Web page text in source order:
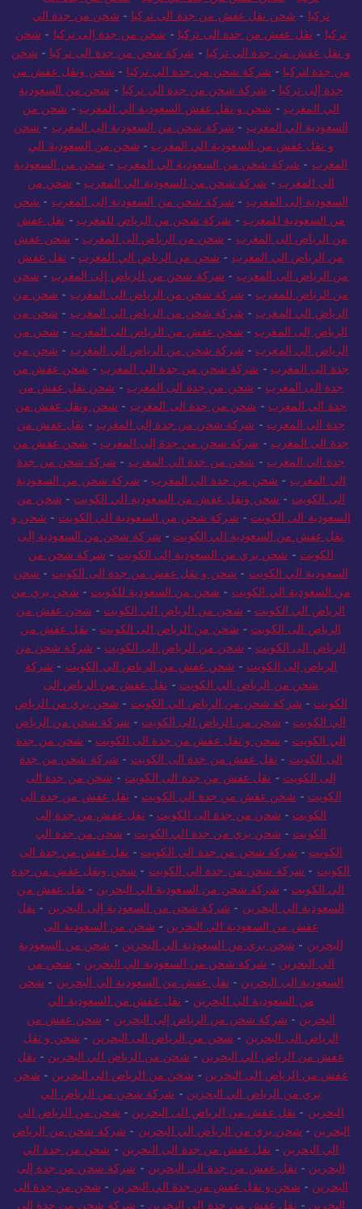
تركيا - شحن نقل عفش من جدة الى تركيا - شحن من جدة الي
تركيا - نقل عفش من جدة الى تركيا - شحن من جدة إلى تركيا - شحن
و نقل عفش من جدة الى تركيا - شركة شحن من جدة الى تركيا - شحن
من جدة لتركيا - شركة شحن من جدة الي تركيا - شحن ونقل عفش من
جدة إلى تركيا - شركة شحن من جدة الي تركيا - شحن من السعودية
الي المغرب - شحن و نقل عفش السعودية الي المغرب - شحن من
السعودية الي المغرب - شركة شحن من السعودية الى المغرب - شحن
و نقل عفش من السعودية الي المغرب - شحن من السعودية الي
المغرب - شركة شحن من السعودية الي المغرب - شحن من السعودية
الي المغرب - شركة شحن من السعودية الي المغرب - شحن من
السعودية إلى المغرب - شركة شحن من السعودية إلى المغرب - شحن
من السعودية للمغرب - شركة شحن من الرياض للمغرب - نقل عفش
من الرياض الى المغرب - شحن من الرياض الى المغرب - شحن عفش
من الرياض الي المغرب - شحن من الرياض الي المغرب - نقل عفش
من الرياض الى المغرب - شركة شحن من الرياض إلى المغرب - شحن
من الرياض للمغرب - شركة شحن من الرياض الى المغرب - شحن من
الرياض الي المغرب - شركة شحن من الرياض الي المغرب - شحن من
الرياض إلى المغرب - شحن عفش من الرياض الى المغرب - شحن من
الرياض الي المغرب - شركة شحن من الرياض الي المغرب - شحن من
جدة الى المغرب - شركة شحن من جدة الي المغرب - شحن عفش من
جدة الى المغرب - شحن من جدة الى المغرب - شحن نقل عفش من
جدة الى المغرب - شحن من جدة الى المغرب - شحن ونقل عفش من
جدة الي المغرب - شركة شحن من جدة إلى المغرب - نقل عفش من
جدة الى المغرب - شركة شحن من جدة إلى المغرب - شحن عفش من
جدة الي المغرب - شحن من جدة الي المغرب - شركة شحن من جدة
الي المغرب - شحن من جدة الي المغرب - شركة شحن من السعودية
الى الكويت - شحن ونقل عفش من السعودية الي الكويت - شحن من
السعودية الى الكويت - شركة شحن من السعودية الي الكويت - شحن و
نقل عفش من السعودية الي الكويت - شركة شحن من السعودية إلى
الكويت - شحن بري من السعودية إلى الكويت - شركة شحن من
السعودية الي الكويت - شحن و نقل عفش من جدة الى الكويت - شحن
من السعودية الي الكويت - شحن من السعودية للكويت - شحن بري من
الرياض الي الكويت - شحن من الرياض الي الكويت - شحن عفش من
الرياض الى الكويت - شحن من الرياض الى الكويت - نقل عفش من
الرياض الى الكويت - شحن من الرياض الى الكويت - شركة شحن من
الرياض إلى الكويت - شحن عفش من الرياض الي الكويت - شركة
شحن من الرياض الي الكويت - نقل عفش من الرياض الى
الكويت - شركة شحن من الرياض الي الكويت - شحن بري من الرياض
الي الكويت - شحن من الرياض الى الكويت - شركة شحن من الرياض
الي الكويت - شحن و نقل عفش من جدة الى الكويت - شحن من جدة
الى الكويت - نقل عفش من جدة الى الكويت - شركة شحن من جدة
إلى الكويت - نقل عفش من جدة الى الكويت - شحن من جدة الى
الكويت - شحن عفش من جدة الي الكويت - نقل عفش من جدة الى
الكويت - شحن من جدة الى الكويت - نقل عفش من جدة إلى
الكويت - شحن بري من جدة الي الكويت - شحن من جدة الي
الكويت - شركة شحن من جدة الي الكويت - نقل عفش من جدة الى
الكويت - شركة شحن من جدة الي الكويت - شحن ونقل عفش من جدة
الي الكويت - شركة شحن من السعودية الي البحرين - نقل عفش من
السعودية الي البحرين - شركة شحن من السعودية إلى البحرين - نقل
عفش من السعودية الي البحرين - شحن من السعودية الى
البحرين - شحن بري من السعودية الي البحرين - شحن من السعودية
الي البحرين - شركة شحن من السعودية الي البحرين - شحن من
السعودية الى البحرين - نقل عفش من السعودية الي البحرين - شحن
من السعودية الي البحرين - نقل عفش من السعودية الي
البحرين - شركة شحن من الرياض إلى البحرين - شحن عفش من
الرياض الى البحرين - شحن من الرياض الى البحرين - شحن و نقل
عفش من الرياض الي البحرين - شحن من الرياض الي البحرين - نقل
عفش من الرياض الى البحرين - شحن من الرياض الى البحرين - شحن
بري من الرياض الي البحرين - شركة شحن من الرياض الي
البحرين - نقل عفش من الرياض الى البحرين - شحن من الرياض الي
البحرين - شحن بري من الرياض الي البحرين - شركة شحن من الرياض
الي البحرين - نقل عفش من جدة الى البحرين - شحن من جدة الي
البحرين - نقل عفش من جدة الى البحرين - شركة شحن من جدة إلى
البحرين - شحن و نقل عفش من جدة الي البحرين - شحن من جدة الى
البحرين - نقل عفش من جدة الى البحرين - شركة شحن من جدة الي